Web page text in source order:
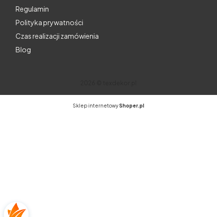
Regulamin
Polityka prywatności
Czas realizacji zamówienia
Blog
Sklep internetowyShoper.pl